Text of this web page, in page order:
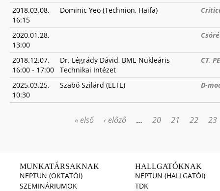
2018.03.08.
16:15
Dominic Yeo (Technion, Haifa)
2020.01.28.
13:00
2018.12.07.
16:00 - 17:00
Dr. Légrády Dávid, BME Nukleáris
Technikai Intézet
CT,
2025.03.25.
10:30
Szabó Szilárd (ELTE) D-
« első ‹ előző … 20 21 22 23
MUNKATÁRSAKNAK
NEPTUN (OKTATÓI)
SZEMINÁRIUMOK
HALLGATÓKNAK
NEPTUN (HALLGATÓI)
TDK